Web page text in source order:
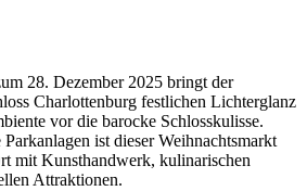
28. Dezember 2025 bringt der
Charlottenburg festlichen Lichterglanz
vor die barocke Schlosskulisse.
ist dieser Weihnachtsmarkt
mit Kunsthandwerk, kulinarischen
Attraktionen.